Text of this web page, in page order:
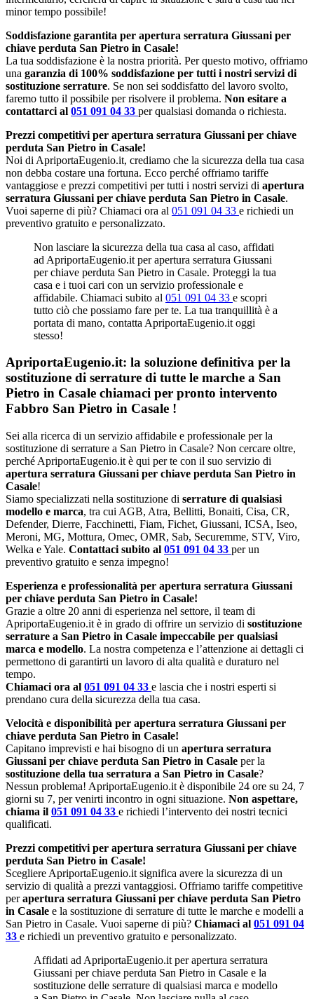
minor tempo possibile!
Soddisfazione garantita per apertura serratura Giussani per
chiave perduta San Pietro in Casale!
La tua soddisfazione è la nostra priorità. Per questo motivo, offriamo
una garanzia di 100% soddisfazione per tutti i nostri servizi di
sostituzione serrature. Se non sei soddisfatto del lavoro svolto,
faremo tutto il possibile per risolvere il problema. Non esitare a
contattarci al 051 091 04 33 per qualsiasi domanda o richiesta.
Prezzi competitivi per apertura serratura Giussani per chiave
perduta San Pietro in Casale!
Noi di ApriportaEugenio.it, crediamo che la sicurezza della tua casa
non debba costare una fortuna. Ecco perché offriamo tariffe
vantaggiose e prezzi competitivi per tutti i nostri servizi di apertura
serratura Giussani per chiave perduta San Pietro in Casale.
Vuoi saperne di più? Chiamaci ora al 051 091 04 33 e richiedi un
preventivo gratuito e personalizzato.
Non lasciare la sicurezza della tua casa al caso, affidati
ad ApriportaEugenio.it per apertura serratura Giussani
per chiave perduta San Pietro in Casale. Proteggi la tua
casa e i tuoi cari con un servizio professionale e
affidabile. Chiamaci subito al 051 091 04 33 e scopri
tutto ciò che possiamo fare per te. La tua tranquillità è a
portata di mano, contatta ApriportaEugenio.it oggi
stesso!
ApriportaEugenio.it: la soluzione definitiva per la
sostituzione di serrature di tutte le marche a San
Pietro in Casale chiamaci per pronto intervento
Fabbro San Pietro in Casale !
Sei alla ricerca di un servizio affidabile e professionale per la
sostituzione di serrature a San Pietro in Casale? Non cercare oltre,
perché ApriportaEugenio.it è qui per te con il suo servizio di
apertura serratura Giussani per chiave perduta San Pietro in
Casale!
Siamo specializzati nella sostituzione di serrature di qualsiasi
modello e marca, tra cui AGB, Atra, Bellitti, Bonaiti, Cisa, CR,
Defender, Dierre, Facchinetti, Fiam, Fichet, Giussani, ICSA, Iseo,
Meroni, MG, Mottura, Omec, OMR, Sab, Securemme, STV, Viro,
Welka e Yale. Contattaci subito al 051 091 04 33 per un
preventivo gratuito e senza impegno!
Esperienza e professionalità per apertura serratura Giussani
per chiave perduta San Pietro in Casale!
Grazie a oltre 20 anni di esperienza nel settore, il team di
ApriportaEugenio.it è in grado di offrire un servizio di sostituzione
serrature a San Pietro in Casale impeccabile per qualsiasi
marca e modello. La nostra competenza e l’attenzione ai dettagli ci
permettono di garantirti un lavoro di alta qualità e duraturo nel
tempo.
Chiamaci ora al 051 091 04 33 e lascia che i nostri esperti si
prendano cura della sicurezza della tua casa.
Velocità e disponibilità per apertura serratura Giussani per
chiave perduta San Pietro in Casale!
Capitano imprevisti e hai bisogno di un apertura serratura
Giussani per chiave perduta San Pietro in Casale per la
sostituzione della tua serratura a San Pietro in Casale?
Nessun problema! ApriportaEugenio.it è disponibile 24 ore su 24, 7
giorni su 7, per venirti incontro in ogni situazione. Non aspettare,
chiama il 051 091 04 33 e richiedi l’intervento dei nostri tecnici
qualificati.
Prezzi competitivi per apertura serratura Giussani per chiave
perduta San Pietro in Casale!
Scegliere ApriportaEugenio.it significa avere la sicurezza di un
servizio di qualità a prezzi vantaggiosi. Offriamo tariffe competitive
perapertura serratura Giussani per chiave perduta San Pietro
in Casale e la sostituzione di serrature di tutte le marche e modelli a
San Pietro in Casale. Vuoi saperne di più? Chiamaci al 051 091 04
33 e richiedi un preventivo gratuito e personalizzato.
Affidati ad ApriportaEugenio.it per apertura serratura
Giussani per chiave perduta San Pietro in Casale e la
sostituzione delle serrature di qualsiasi marca e modello